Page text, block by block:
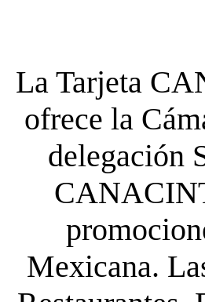
La Tarjeta
ofrece la
delegación
Mexicana.